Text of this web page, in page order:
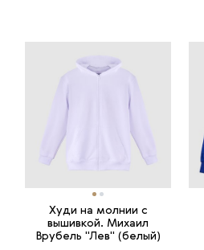
Худи на молнии с
вышивкой. Михаил
Врубель "Лев" (белый)